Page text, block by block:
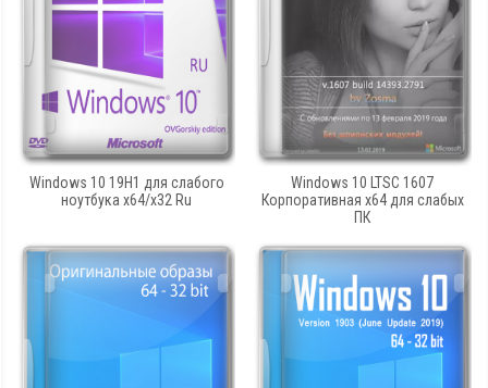
Windows 10 19H1 для слабого
ноутбука x64/x32 Ru
Windows 10 LTSC 1607
Корпоративная x64 для слабых
ПК